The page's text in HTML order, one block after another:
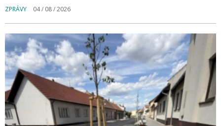
ZPRÁVY 04 / 08 / 2026